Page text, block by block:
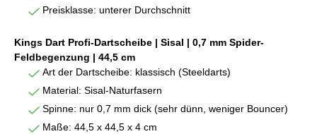
Preisklasse: unterer Durchschnitt
Kings Dart Profi-Dartscheibe | Sisal | 0,7 mm Spider-
Feldbegenzung | 44,5 cm
Art der Dartscheibe: klassisch (Steeldarts)
Material: Sisal-Naturfasern
Spinne: nur 0,7 mm dick (sehr dünn, weniger Bouncer)
Maße: 44,5 x 44,5 x 4 cm